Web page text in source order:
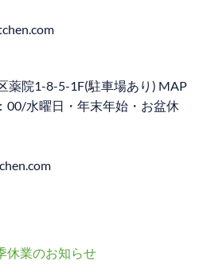
薬院1-8-5-1F(駐車場あり) MAP
水曜日・年末年始・お盆休
休業のお知らせ